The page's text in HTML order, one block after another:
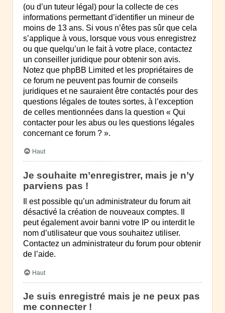
(ou d’un tuteur légal) pour la collecte de ces
informations permettant d’identifier un mineur de
moins de 13 ans. Si vous n’êtes pas sûr que cela
s’applique à vous, lorsque vous vous enregistrez
ou que quelqu’un le fait à votre place, contactez
un conseiller juridique pour obtenir son avis.
Notez que phpBB Limited et les propriétaires de
ce forum ne peuvent pas fournir de conseils
juridiques et ne sauraient être contactés pour des
questions légales de toutes sortes, à l’exception
de celles mentionnées dans la question « Qui
contacter pour les abus ou les questions légales
concernant ce forum ? ».
Haut
Je souhaite m’enregistrer, mais je n’y
parviens pas !
Il est possible qu’un administrateur du forum ait
désactivé la création de nouveaux comptes. Il
peut également avoir banni votre IP ou interdit le
nom d’utilisateur que vous souhaitez utiliser.
Contactez un administrateur du forum pour obtenir
de l’aide.
Haut
Je suis enregistré mais je ne peux pas
me connecter !